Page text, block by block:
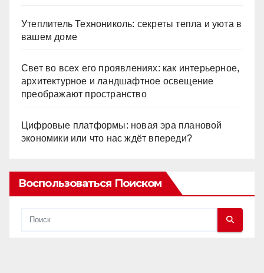
Утеплитель Технониколь: секреты тепла и уюта в
вашем доме
Свет во всех его проявлениях: как интерьерное,
архитектурное и ландшафтное освещение
преображают пространство
Цифровые платформы: новая эра плановой
экономики или что нас ждёт впереди?
Воспользоваться Поиском